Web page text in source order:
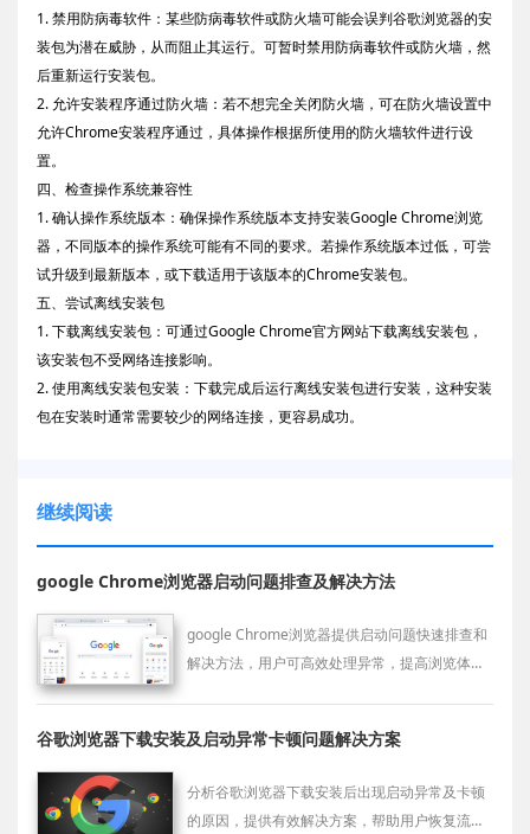
1. 禁用防病毒软件：某些防病毒软件或防火墙可能会误判谷歌浏览器的安
装包为潜在威胁，从而阻止其运行。可暂时禁用防病毒软件或防火墙，然
后重新运行安装包。
2. 允许安装程序通过防火墙：若不想完全关闭防火墙，可在防火墙设置中
允许Chrome安装程序通过，具体操作根据所使用的防火墙软件进行设
置。
四、检查操作系统兼容性
1. 确认操作系统版本：确保操作系统版本支持安装Google Chrome浏览
器，不同版本的操作系统可能有不同的要求。若操作系统版本过低，可尝
试升级到最新版本，或下载适用于该版本的Chrome安装包。
五、尝试离线安装包
1. 下载离线安装包：可通过Google Chrome官方网站下载离线安装包，
该安装包不受网络连接影响。
2. 使用离线安装包安装：下载完成后运行离线安装包进行安装，这种安装
包在安装时通常需要较少的网络连接，更容易成功。
继续阅读
google Chrome浏览器启动问题排查及解决方法
google Chrome浏览器提供启动问题快速排查和
解决方法，用户可高效处理异常，提高浏览体
谷歌浏览器下载安装及启动异常卡顿问题解决方案
分析谷歌浏览器下载安装后出现启动异常及卡顿
的原因，提供有效解决方案，帮助用户恢复流畅